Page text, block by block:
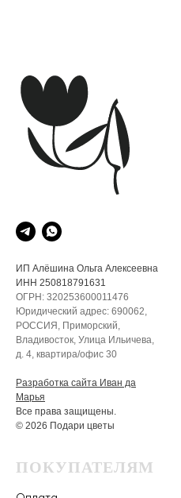
ИП Алёшина Ольга Алексеевна
ИНН 250818791631
ОГРН: 320253600011476
Юридический адрес: 690062,
РОССИЯ, Приморский,
Владивосток, Улица Ильичева,
д. 4, квартира/офис 30
Разработка сайта Иван да
Марья
Все права защищены.
© 2026 Подари цветы
ПОКУПАТЕЛЯМ